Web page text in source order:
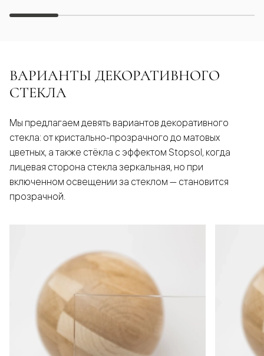
ВАРИАНТЫ ДЕКОРАТИВНОГО
СТЕКЛА
Мы предлагаем девять вариантов декоративного
стекла: от кристально-прозрачного до матовых
цветных, а также стёкла с эффектом Stopsol, когда
лицевая сторона стекла зеркальная, но при
включенном освещении за стеклом — становится
прозрачной.